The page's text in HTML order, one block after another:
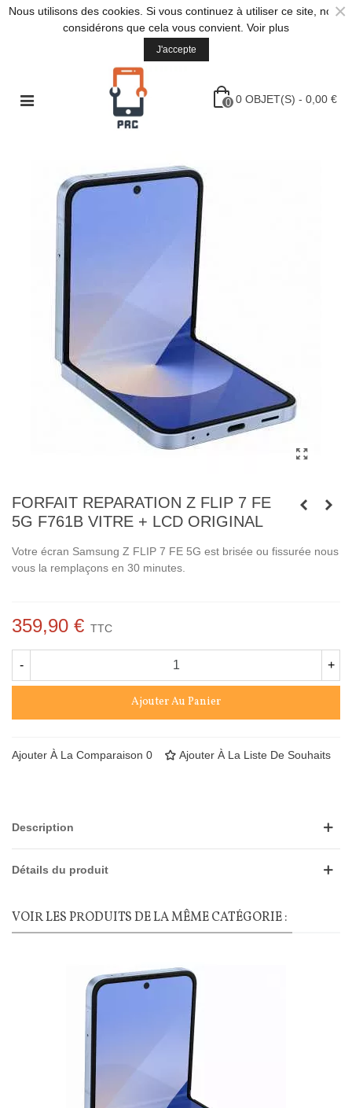
Nous utilisons des cookies. Si vous continuez à utiliser ce site, nous
considérons que cela vous convient. Voir plus
J'accepte
×
0 0 OBJET(S) - 0,00 €
FORFAIT REPARATION Z FLIP 7 FE
5G F761B VITRE + LCD ORIGINAL
Votre écran Samsung Z FLIP 7 FE 5G est brisée ou fissurée nous
vous la remplaçons en 30 minutes.
359,90 € TTC
- +
Ajouter Au Panier
Ajouter À La Comparaison 0 Ajouter À La Liste De Souhaits
Description
Détails du produit
VOIR LES PRODUITS DE LA MÊME CATÉGORIE :